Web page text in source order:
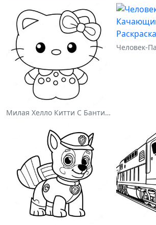
Милая Хелло Китти С Бантиком - Раскраска